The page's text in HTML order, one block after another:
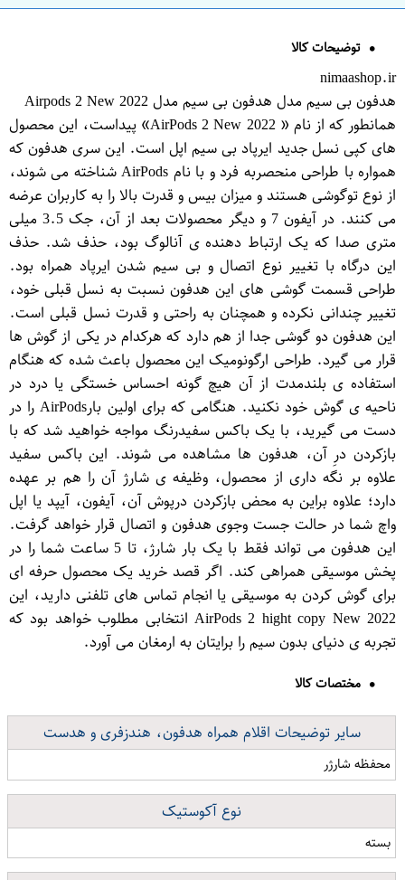
توضیحات کالا
nimaashop.ir
هدفون بی سیم مدل هدفون بی سیم مدل Airpods 2 New 2022
همانطور که از نام « AirPods 2 New 2022» پیداست، این محصول
های کپی نسل جدید ایرپاد بی سیم اپل است. این سری هدفون که
همواره با طراحی منحصربه فرد و با نام AirPods شناخته می شوند،
از نوع توگوشی هستند و میزان بیس و قدرت بالا را به کاربران عرضه
می کنند. در آیفون 7 و دیگر محصولات بعد از آن، جک 3.5 میلی
متری صدا که یک ارتباط دهنده ی آنالوگ بود، حذف شد. حذف
این درگاه با تغییر نوع اتصال و بی سیم شدن ایرپاد همراه بود.
طراحی قسمت گوشی های این هدفون نسبت به نسل قبلی خود،
تغییر چندانی نکرده و همچنان به راحتی و قدرت نسل قبلی است.
این هدفون دو گوشی جدا از هم دارد که هرکدام در یکی از گوش ها
قرار می گیرد. طراحی ارگونومیک این محصول باعث شده که هنگام
استفاده ی بلندمدت از آن هیچ گونه احساس خستگی یا درد در
ناحیه ی گوش خود نکنید. هنگامی که برای اولین بارAirPods را در
دست می گیرید، با یک باکس سفیدرنگ مواجه خواهید شد که با
بازکردن درِ آن، هدفون ها مشاهده می شوند. این باکس سفید
علاوه بر نگه داری از محصول، وظیفه ی شارژ آن را هم بر عهده
دارد؛ علاوه براین به محض بازکردن درپوش آن، آیفون، آیپد یا اپل
واچ شما در حالت جست وجوی هدفون و اتصال قرار خواهد گرفت.
این هدفون می تواند فقط با یک بار شارژ، تا 5 ساعت شما را در
پخش موسیقی همراهی کند. اگر قصد خرید یک محصول حرفه ای
برای گوش کردن به موسیقی یا انجام تماس های تلفنی دارید، این
AirPods 2 hight copy New 2022 انتخابی مطلوب خواهد بود که
تجربه ی دنیای بدون سیم را برایتان به ارمغان می آورد.
مختصات کالا
سایر توضیحات اقلام همراه هدفون، هندزفری و هدست
محفظه شارژر
نوع آکوستیک
بسته